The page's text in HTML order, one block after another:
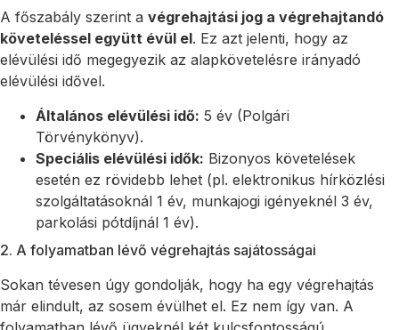
A főszabály szerint a végrehajtási jog a végrehajtandó
követeléssel együtt évül el. Ez azt jelenti, hogy az
elévülési idő megegyezik az alapkövetelésre irányadó
elévülési idővel.
Általános elévülési idő: 5 év (Polgári
Törvénykönyv).
Speciális elévülési idők: Bizonyos követelések
esetén ez rövidebb lehet (pl. elektronikus hírközlési
szolgáltatásoknál 1 év, munkajogi igényeknél 3 év,
parkolási pótdíjnál 1 év).
2. A folyamatban lévő végrehajtás sajátosságai
Sokan tévesen úgy gondolják, hogy ha egy végrehajtás
már elindult, az sosem évülhet el. Ez nem így van. A